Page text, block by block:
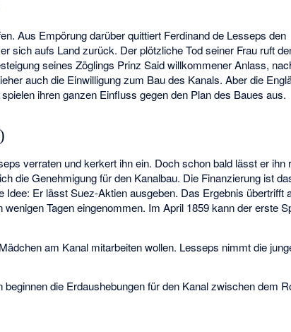
Aus Empörung darüber quittiert Ferdinand de Lesseps den
sich aufs Land zurück. Der plötzliche Tod seiner Frau ruft
seines Zöglings Prinz Said willkommener Anlass,
auch die Einwilligung zum Bau des Kanals. Aber die
ihren ganzen Einfluss gegen den Plan des Baues aus.
verraten und kerkert ihn ein. Doch schon bald lässt er ihn
die Genehmigung für den Kanalbau. Die Finanzierung ist
Idee: Er lässt Suez-Aktien ausgeben. Das Ergebnis übertrifft
wenigen Tagen eingenommen. Im April 1859 kann der erste
am Kanal mitarbeiten wollen. Lesseps nimmt die
die Erdaushebungen für den Kanal zwischen dem